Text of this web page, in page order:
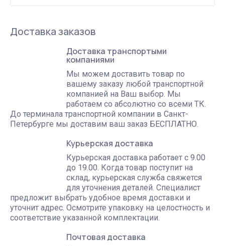
Доставка заказов
Доставка транспортыми
компаниями
Мы можем доставить товар по
вашему заказу любой транспортной
компанией на Ваш выбор. Мы
работаем со абсолютно со всеми ТК.
До терминала транспортной компании в Санкт-
Петербурге мы доставим ваш заказ БЕСПЛАТНО.
Курьерская доставка
Курьерская доставка работает с 9.00
до 19.00. Когда товар поступит на
склад, курьерская служба свяжется
для уточнения деталей. Специалист
предложит выбрать удобное время доставки и
уточнит адрес. Осмотрите упаковку на целостность и
соответствие указанной комплектации.
Почтовая доставка